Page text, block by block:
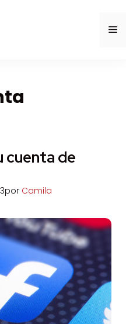
cuenta de
por Camila